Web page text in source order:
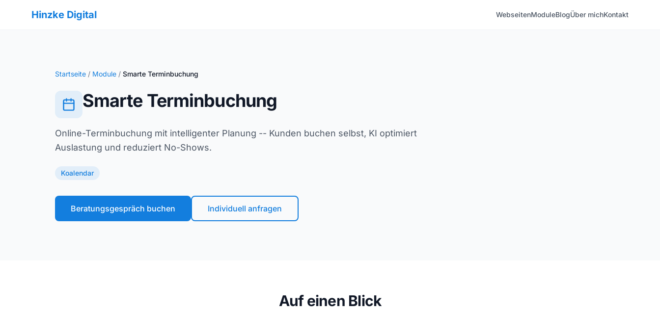
Hinzke Digital WebseitenModuleBlogÜber michKontakt
Startseite / Module / Smarte Terminbuchung
Smarte Terminbuchung
Online-Terminbuchung mit intelligenter Planung -- Kunden buchen selbst, KI optimiert
Auslastung und reduziert No-Shows.
Koalendar
Beratungsgespräch buchen Individuell anfragen
Auf einen Blick